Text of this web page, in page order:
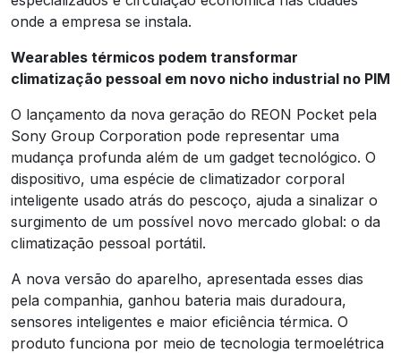
onde a empresa se instala.
Wearables térmicos podem transformar
climatização pessoal em novo nicho industrial no PIM
O lançamento da nova geração do REON Pocket pela
Sony Group Corporation pode representar uma
mudança profunda além de um gadget tecnológico. O
dispositivo, uma espécie de climatizador corporal
inteligente usado atrás do pescoço, ajuda a sinalizar o
surgimento de um possível novo mercado global: o da
climatização pessoal portátil.
A nova versão do aparelho, apresentada esses dias
pela companhia, ganhou bateria mais duradoura,
sensores inteligentes e maior eficiência térmica. O
produto funciona por meio de tecnologia termoelétrica